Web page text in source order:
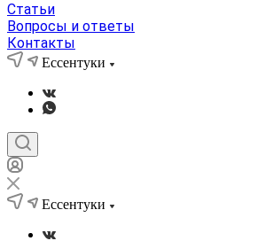
Статьи
Вопросы и ответы
Контакты
Ессентуки
Ессентуки